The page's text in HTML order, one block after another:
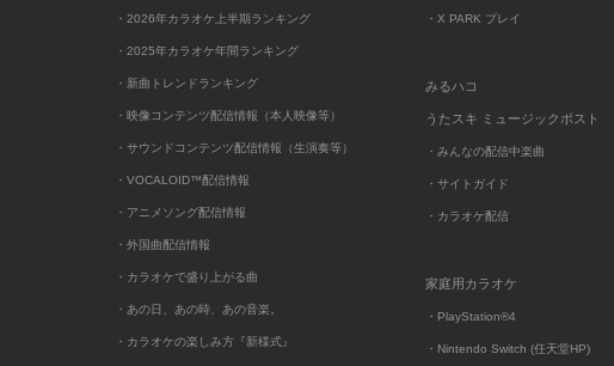
・2026年カラオケ上半期ランキング
・2025年カラオケ年間ランキング
・新曲トレンドランキング
・映像コンテンツ配信情報（本人映像等）
・サウンドコンテンツ配信情報（生演奏等）
・VOCALOID™配信情報
・アニメソング配信情報
・外国曲配信情報
・カラオケで盛り上がる曲
・あの日、あの時、あの音楽。
・カラオケの楽しみ方『新様式』
・X PARK プレイ
みるハコ
うたスキ ミュージックポスト
・みんなの配信中楽曲
・サイトガイド
・カラオケ配信
家庭用カラオケ
・PlayStation®4
・Nintendo Switch (任天堂HP)